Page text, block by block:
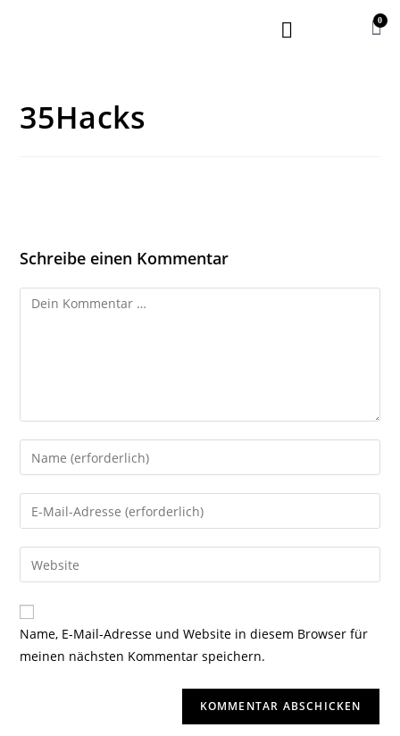
0
35Hacks
Schreibe einen Kommentar
Name, E-Mail-Adresse und Website in diesem Browser für
meinen nächsten Kommentar speichern.